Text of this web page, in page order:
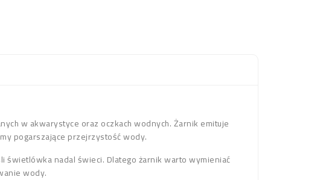
w akwarystyce oraz oczkach wodnych. Żarnik emituje
pogarszające przejrzystość wody.
świetlówka nadal świeci. Dlatego żarnik warto wymieniać
wody.